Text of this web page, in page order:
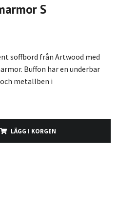
S
soffbord från Artwood med
Buffon har en underbar
metallben i
LÄGG I KORGEN